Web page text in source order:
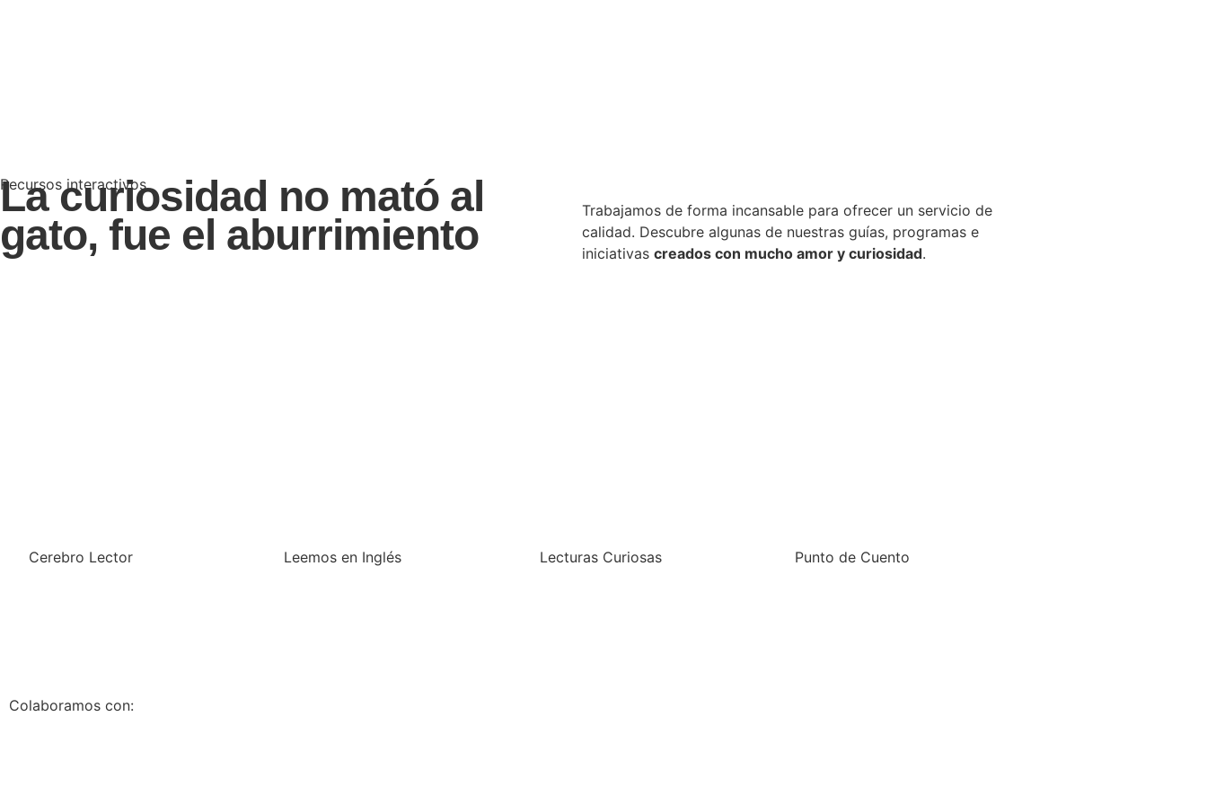
Recursos interactivos
La curiosidad no mató al
gato, fue el aburrimiento
Trabajamos de forma incansable para ofrecer un servicio de
calidad. Descubre algunas de nuestras guías, programas e
iniciativascreados con mucho amor y curiosidad​.
Cerebro Lector Leemos en Inglés Lecturas Curiosas Punto de Cuento
Colaboramos con: